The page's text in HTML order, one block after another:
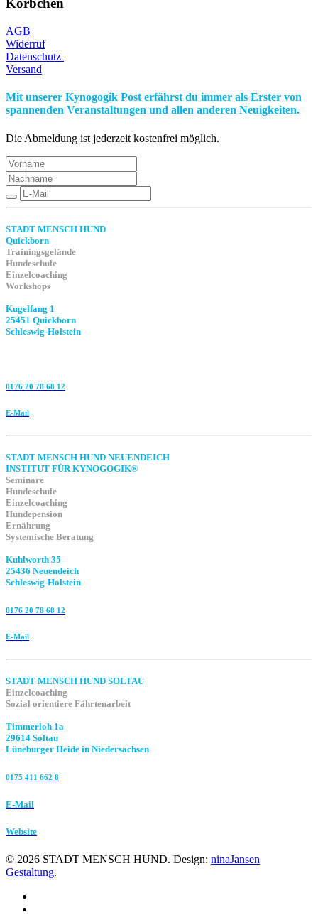
Körbchen
AGB
Widerruf
Datenschutz
Versand
Mit unserer Kynogogik Post erfährst du immer als Erster von
spannenden Veranstaltungen und allen anderen Neuigkeiten.
Die Abmeldung ist jederzeit kostenfrei möglich.
STADT MENSCH HUND
Quickborn
Trainingsgelände
Hundeschule
Einzelcoaching
Workshops
Kugelfang 1
25451 Quickborn
Schleswig-Holstein
0176 20 78 68 12
E-Mail
STADT MENSCH HUND NEUENDEICH
INSTITUT FÜR KYNOGOGIK®
Seminare
Hundeschule
Einzelcoaching
Hundepension
Ernährung
Systemische Beratung
Kuhlworth 35
25436 Neuendeich
Schleswig-Holstein
0176 20 78 68 12
E-Mail
STADT MENSCH HUND SOLTAU
Einzelcoaching
Sozial orientiere Fährtenarbeit
Timmerloh 1a
29614 Soltau
Lüneburger Heide in Niedersachsen
0175 411 662 8‬
E-Mail
Website
© 2026 STADT MENSCH HUND. Design: ninaJansen
Gestaltung.